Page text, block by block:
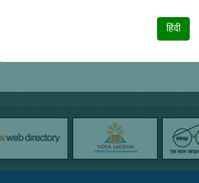
हिंदी